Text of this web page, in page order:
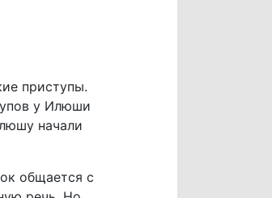
приступы.
у Илюши
начали
общается с